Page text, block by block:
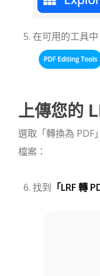
在可用的工具
上傳您的
選取「轉換為 PDF
檔案：
找到 「LRF 轉